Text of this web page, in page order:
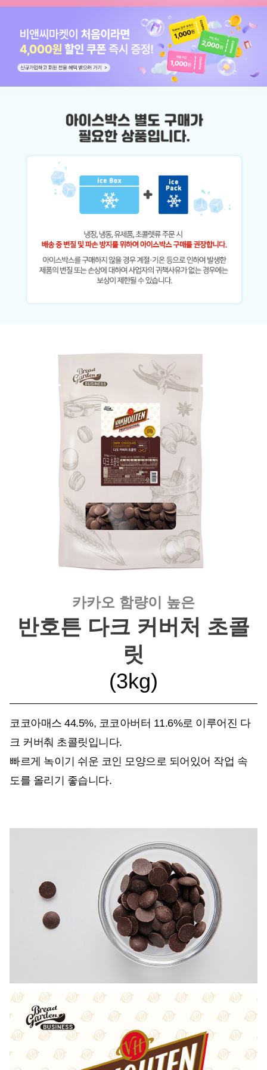
카카오 함량이 높은
반호튼 다크 커버처 초콜
릿
(3kg)
코코아매스 44.5%, 코코아버터 11.6%로 이루어진 다
크 커버춰 초콜릿입니다.
빠르게 녹이기 쉬운 코인 모양으로 되어있어 작업 속
도를 올리기 좋습니다.